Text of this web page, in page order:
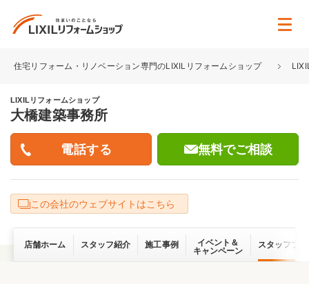
住宅リフォーム・リノベーション専門のLIXILリフォームショップ
LIXILリフォームショップ
大橋建築事務所
無料でご相談
この会社のウェブサイトはこちら
店舗ホーム スタッフ紹介 施工事例
イベント＆
キャンペーン
スタッフブ